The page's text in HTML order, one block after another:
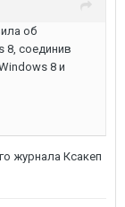
об
8, соединив
8 и
журнала Ксакеп